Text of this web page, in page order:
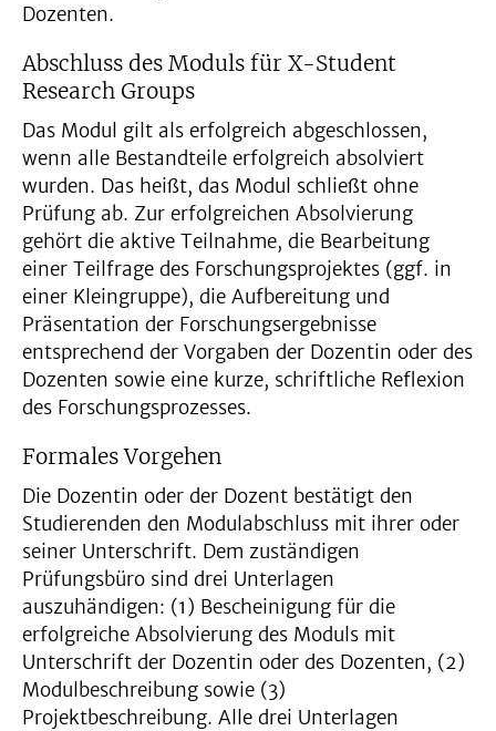
Dozenten.
Abschluss des Moduls für X-Student
Research Groups
Das Modul gilt als erfolgreich abgeschlossen,
wenn alle Bestandteile erfolgreich absolviert
wurden. Das heißt, das Modul schließt ohne
Prüfung ab. Zur erfolgreichen Absolvierung
gehört die aktive Teilnahme, die Bearbeitung
einer Teilfrage des Forschungsprojektes (ggf. in
einer Kleingruppe), die Aufbereitung und
Präsentation der Forschungsergebnisse
entsprechend der Vorgaben der Dozentin oder des
Dozenten sowie eine kurze, schriftliche Reflexion
des Forschungsprozesses.
Formales Vorgehen
Die Dozentin oder der Dozent bestätigt den
Studierenden den Modulabschluss mit ihrer oder
seiner Unterschrift. Dem zuständigen
Prüfungsbüro sind drei Unterlagen
auszuhändigen: (1) Bescheinigung für die
erfolgreiche Absolvierung des Moduls mit
Unterschrift der Dozentin oder des Dozenten, (2)
Modulbeschreibung sowie (3)
Projektbeschreibung. Alle drei Unterlagen